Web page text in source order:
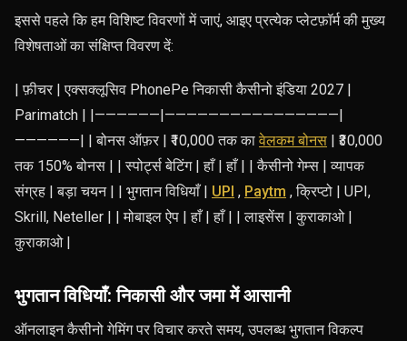
इससे पहले कि हम विशिष्ट विवरणों में जाएं, आइए प्रत्येक प्लेटफ़ॉर्म की मुख्य
विशेषताओं का संक्षिप्त विवरण दें:
| फ़ीचर | एक्सक्लूसिव PhonePe निकासी कैसीनो इंडिया 2027 |
Parimatch | |——————|————————————————|
——————| | बोनस ऑफ़र | ₹10,000 तक कावेलकम बोनस | ₹30,000
तक 150% बोनस | | स्पोर्ट्स बेटिंग | हाँ | हाँ | | कैसीनो गेम्स | व्यापक
संग्रह | बड़ा चयन | | भुगतान विधियाँ | UPI , Paytm , क्रिप्टो | UPI,
Skrill, Neteller | | मोबाइल ऐप | हाँ | हाँ | | लाइसेंस | कुराकाओ |
कुराकाओ |
भुगतान विधियाँ: निकासी और जमा में आसानी
ऑनलाइन कैसीनो गेमिंग पर विचार करते समय, उपलब्ध भुगतान विकल्प